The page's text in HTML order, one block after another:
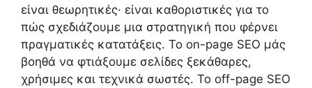
είναι θεωρητικές· είναι καθοριστικές για το
πώς σχεδιάζουμε μια στρατηγική που φέρνει
πραγματικές κατατάξεις. Το on-page SEO μάς
βοηθά να φτιάξουμε σελίδες ξεκάθαρες,
χρήσιμες και τεχνικά σωστές. Το off-page SEO